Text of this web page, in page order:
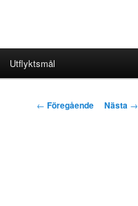
Utflyktsmål
Inläggsnavigering
← Föregående Nästa →